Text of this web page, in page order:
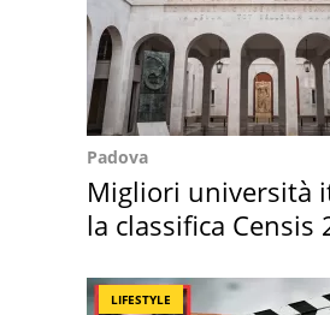
Padova
Migliori università
la classifica Censis
LIFESTYLE